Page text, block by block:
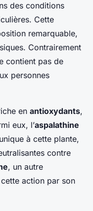
des conditions
Cette
remarquable,
Contrairement
contient pas de
personnes
en antioxydants,
eux, l’aspalathine
à cette plante,
contre
, un autre
action par son